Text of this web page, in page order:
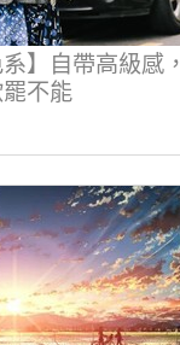
】自帶高級感，
不能